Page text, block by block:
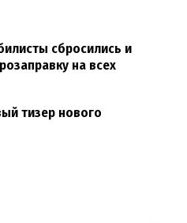
сбросились и
на всех
тизер нового